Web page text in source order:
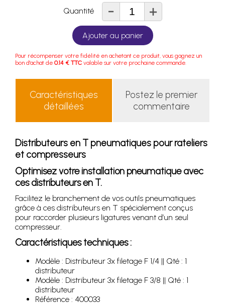
Quantité - +
Ajouter au panier
Pour récompenser votre fidélité en achetant ce produit, vous gagnez un
bon d'achat de 0.14 € TTC valable sur votre prochaine commande.
Caractéristiques
détaillées
Postez le premier
commentaire
Distributeurs en T pneumatiques pour rateliers
et compresseurs
Optimisez votre installation pneumatique avec
ces distributeurs en T.
Facilitez le branchement de vos outils pneumatiques
grâce à ces distributeurs en T spécialement conçus
pour raccorder plusieurs ligatures venant d’un seul
compresseur.
Caractéristiques techniques :
Modèle : Distributeur 3x filetage F 1/4 || Qté : 1
distributeur
Modèle : Distributeur 3x filetage F 3/8 || Qté : 1
distributeur
Référence : 400033